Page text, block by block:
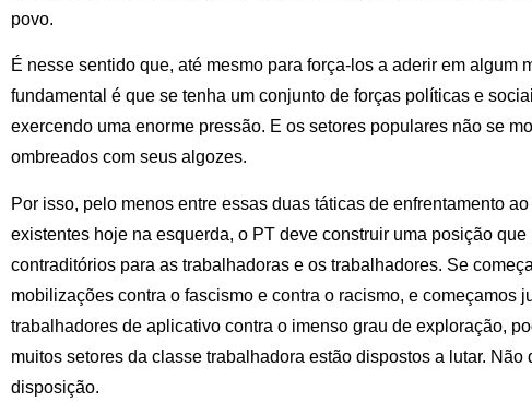
povo.
É nesse sentido que, até mesmo para força-los a aderir em algum
fundamental é que se tenha um conjunto de forças políticas e
exercendo uma enorme pressão. E os setores populares não se
ombreados com seus algozes.
Por isso, pelo menos entre essas duas táticas de enfrentamento
existentes hoje na esquerda, o PT deve construir uma posição
contraditórios para as trabalhadoras e os trabalhadores. Se
mobilizações contra o fascismo e contra o racismo, e começamos
trabalhadores de aplicativo contra o imenso grau de exploração,
muitos setores da classe trabalhadora estão dispostos a lutar. Não
disposição.